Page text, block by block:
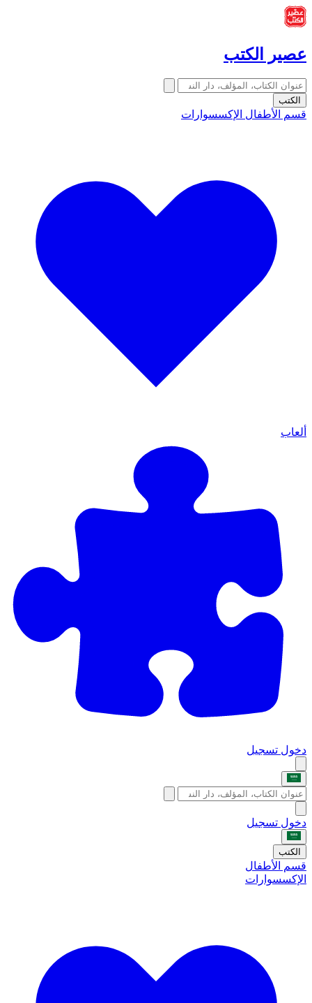
عصير الكتب
الكتب
قسم الأطفال الإكسسوارات
ألعاب
دخول تسجيل
دخول تسجيل
الكتب
قسم الأطفال
الإكسسوارات